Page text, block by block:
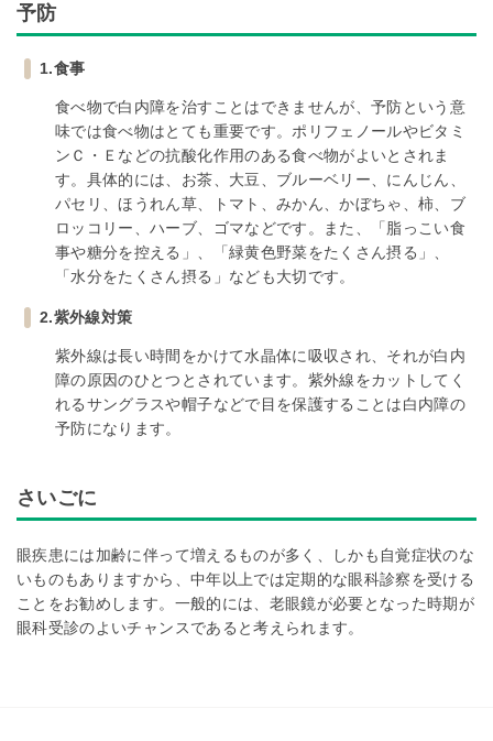
予防
1.食事
食べ物で白内障を治すことはできませんが、予防という意
味では食べ物はとても重要です。ポリフェノールやビタミ
ンＣ・Ｅなどの抗酸化作用のある食べ物がよいとされま
す。具体的には、お茶、大豆、ブルーベリー、にんじん、
パセリ、ほうれん草、トマト、みかん、かぼちゃ、柿、ブ
ロッコリー、ハーブ、ゴマなどです。また、「脂っこい食
事や糖分を控える」、「緑黄色野菜をたくさん摂る」、
「水分をたくさん摂る」なども大切です。
2.紫外線対策
紫外線は長い時間をかけて水晶体に吸収され、それが白内
障の原因のひとつとされています。紫外線をカットしてく
れるサングラスや帽子などで目を保護することは白内障の
予防になります。
さいごに
眼疾患には加齢に伴って増えるものが多く、しかも自覚症状のな
いものもありますから、中年以上では定期的な眼科診察を受ける
ことをお勧めします。一般的には、老眼鏡が必要となった時期が
眼科受診のよいチャンスであると考えられます。